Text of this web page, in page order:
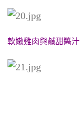
軟嫩雞肉與鹹甜醬